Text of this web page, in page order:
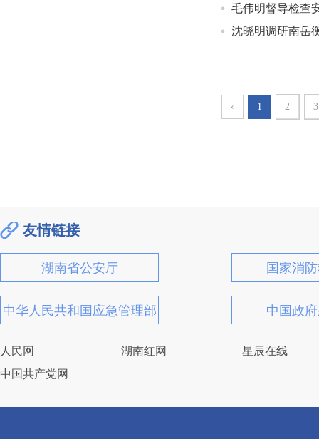
毛伟明督导检查
沈晓明调研南岳
‹ 1 2 3
友情链接
湖南省公安厅 国家消
中华人民共和国应急管理部 中国政
人民网 湖南红网
星辰在线
中国共产党网